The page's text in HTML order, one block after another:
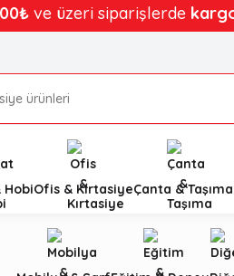
ve üzeri siparişlerde
HobiOfis & KırtasiyeÇanta & Taşıma